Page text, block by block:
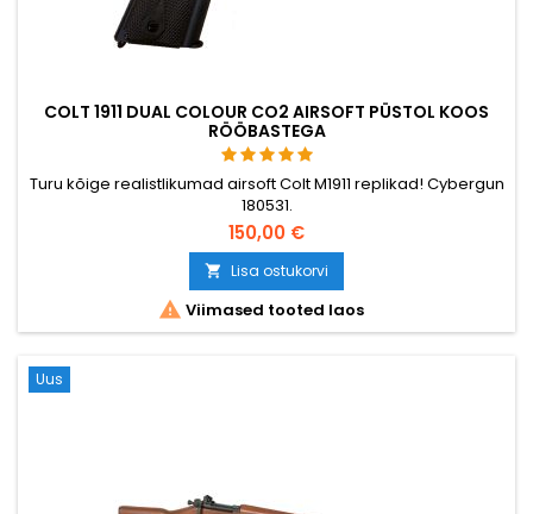
COLT 1911 DUAL COLOUR CO2 AIRSOFT PÜSTOL KOOS
RÖÖBASTEGA
Turu kõige realistlikumad airsoft Colt M1911 replikad! Cybergun
180531.
150,00 €
 Lisa ostukorvi
 Viimased tooted laos
Uus